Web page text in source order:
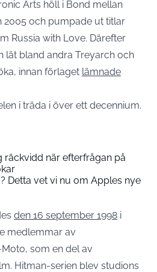
Arts höll i Bond mellan
2005 och pumpade ut titlar
Russia with Love. Därefter
lät bland andra Treyarch och
innan förlaget lämnade
i träda i över ett decennium.
räckvidd när efterfrågan på
Detta vet vi nu om Apples nye
den 16 september 1998 i
medlemmar av
som en del av
Hitman-serien blev studions